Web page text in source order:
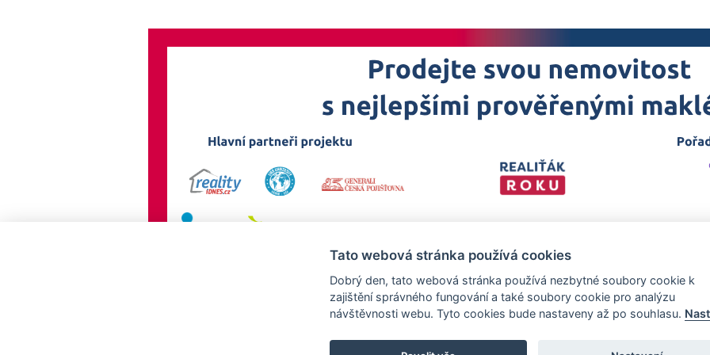
AllCzech Promotion & Realiťák roku — Partnerský projekt
Stránky vytvořeny v iD-SIGN
Tato webová stránka používá cookies
Dobrý den, tato webová stránka používá nezbytné soubory cookie k
zajištění správného fungování a také soubory cookie pro analýzu
návštěvnosti webu. Tyto cookies bude nastaveny až po souhlasu.